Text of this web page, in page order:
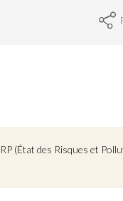
(État des Risques et